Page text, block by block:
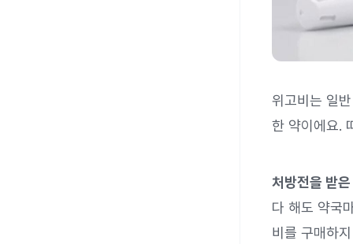
위고비는 일
한 약이에요.
처방전을 받
다 해도 약국
비를 구매하